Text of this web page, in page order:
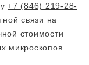
+7 (846) 219-28-
связи на
стоимости
микроскопов